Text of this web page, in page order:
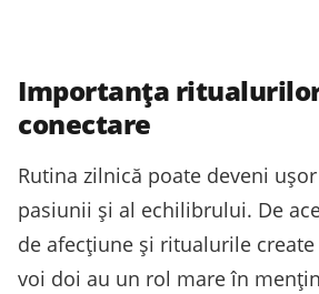
Importanța
conectare
Rutina zilnică poate deveni
pasiunii și al echilibrului. De
de afecțiune și ritualurile
voi doi au un rol mare în